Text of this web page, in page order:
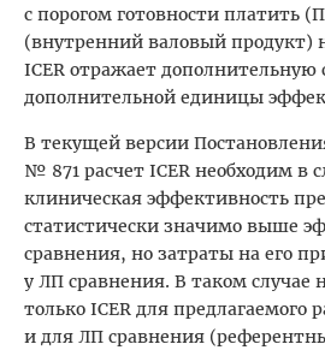
с порогом готовности платить
(внутренний валовый продукт)
ICER отражает дополнительную
дополнительной единицы
В текущей версии
№ 871 расчет ICER необходим в
клиническая эффективность
статистически значимо выше
сравнения, но затраты на его
у ЛП сравнения. В таком случае
только ICER для предлагаемого
и для ЛП сравнения